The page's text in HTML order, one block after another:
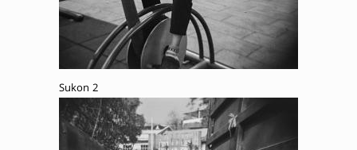
Sukon 2